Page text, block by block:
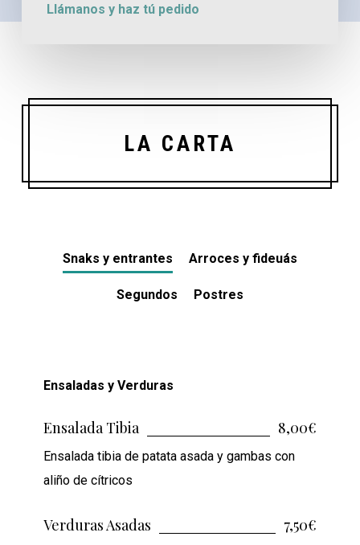
Llámanos y haz tú pedido
LA CARTA
Snaks y entrantes Arroces y fideuás
Segundos Postres
Ensaladas y Verduras
Ensalada Tibia 8,00€
Ensalada tibia de patata asada y gambas con
aliño de cítricos
Verduras Asadas 7,50€